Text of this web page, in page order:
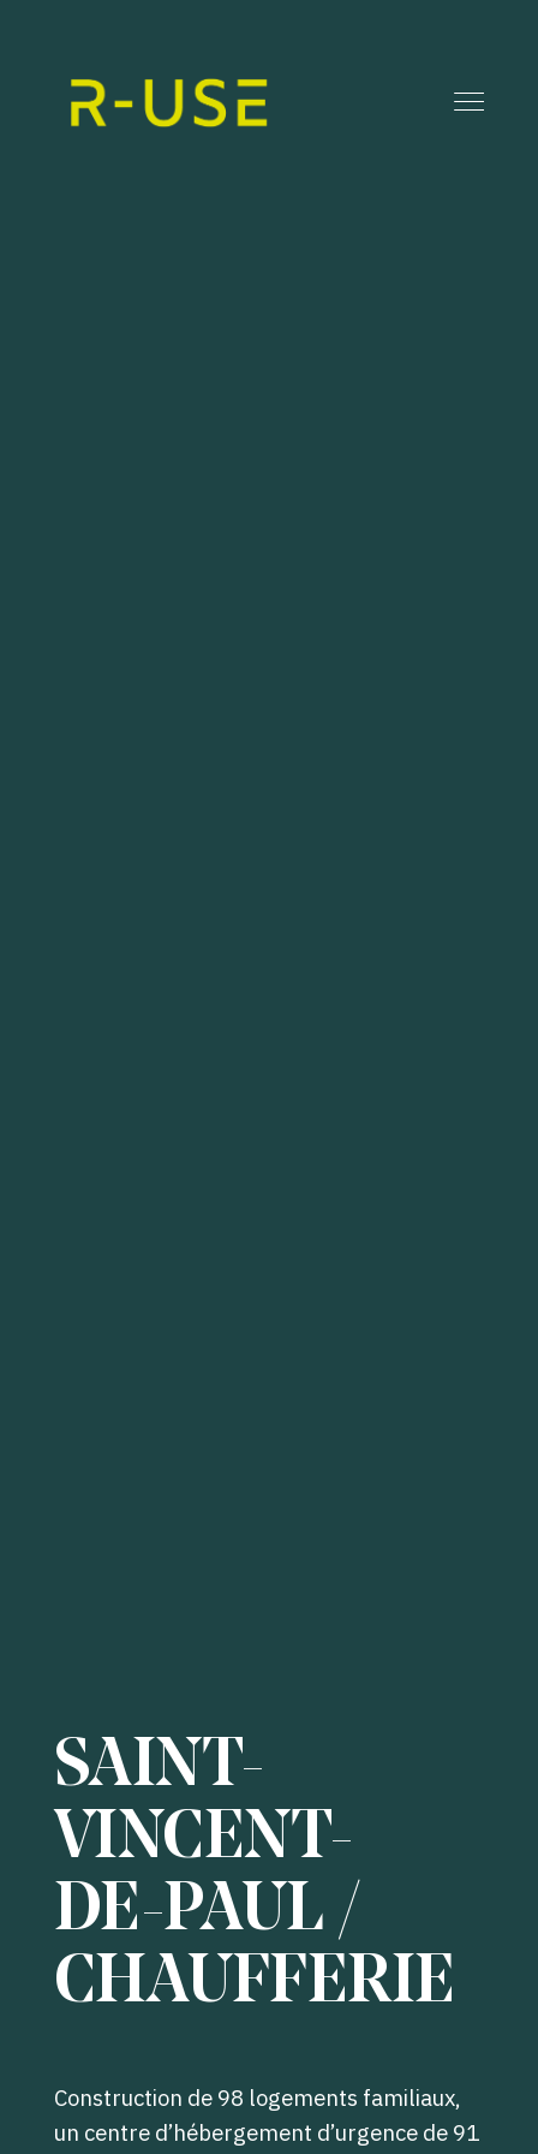
SAINT-
VINCENT-
DE-PAUL /
CHAUFFERIE
Construction de 98 logements familiaux,
un centre d’hébergement d’urgence de 91